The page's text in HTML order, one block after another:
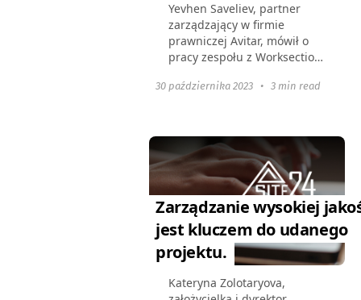
Yevhen Saveliev, partner
zarządzający w firmie
prawniczej Avitar, mówił o
pracy zespołu z Worksection,
prawników oraz zaletach
swoich...
30 października 2023 • 3 min read
Zarządzanie wysokiej
jest kluczem do udanego
projektu.
Kateryna Zolotaryova,